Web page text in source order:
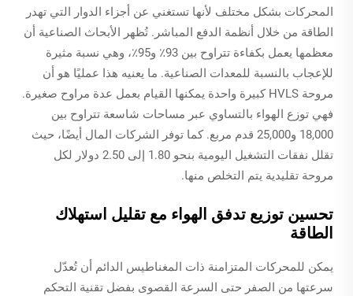
المحركات بشكل مختلف لأنها تستغني عن أجزاء الدوار التي تهدر
الطاقة من خلال أنظمة الدفع المباشر. تُظهر الأبحاث الصناعية أن
معظمها يعمل بكفاءة تتراوح بين 93٪ و95٪، وهي نسبة مثيرة
للإعجاب بالنسبة للمعدات الصناعية. ما يعنيه هذا عمليًا هو أن
مروحة HVLS كبيرة واحدة يمكنها القيام بعمل عدة مراوح صغيرة.
فهي توزع الهواء بالتساوي عبر مساحات شاسعة تتراوح بين
18,000 و25,000 قدم مربع. كما توفر الشركات المال أيضًا، حيث
تقلل نفقات التشغيل اليومية بنحو 1.80 إلى 2.50 دولار لكل
مروحة تقليدية يتم التخلص منها.
تحسين توزيع تدفق الهواء مع تقليل استهلاك
الطاقة
يمكن للمحركات المتزامنة ذات المغناطيس الدائم أن تُعدّل
سرعتها من الصفر حتى السرعة القصوى بفضل تقنية التحكم